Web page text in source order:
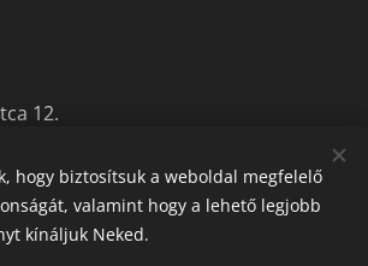
12.
készletéről érdeklődjön az üzletben, vagy a
elérhetőségek egyikén.
hogy biztosítsuk a weboldal megfelelő
valamint hogy a lehető legjobb
kínáljuk Neked.